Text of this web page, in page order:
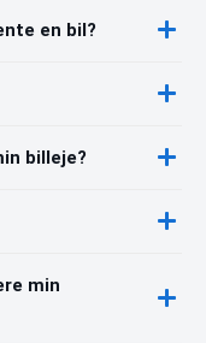
en bil?
billeje?
min